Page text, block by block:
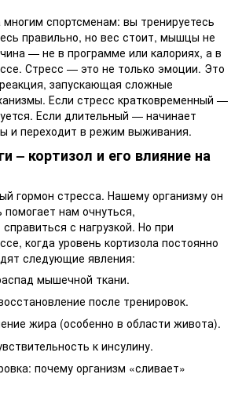
спортсменам: вы тренируетесь
правильно, но вес стоит, мышцы не
— не в программе или калориях, а в
Стресс — это не только эмоции. Это
запускающая сложные
Если стресс кратковременный —
Если длительный — начинает
и переходит в режим выживания.
– кортизол и его влияние на
гормон стресса. Нашему организму он
нам очнуться,
с нагрузкой. Но при
когда уровень кортизола постоянно
следующие явления:
мышечной ткани.
после тренировок.
жира (особенно в области живота).
к инсулину.